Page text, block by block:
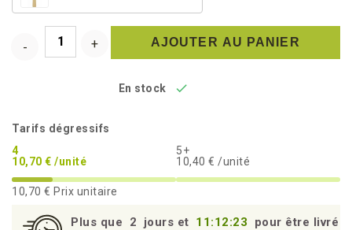
AJOUTER AU PANIER
En stock 
Tarifs dégressifs
4
10,70 € /unité
5+
10,40 € /unité
10,70 € Prix unitaire
Plus que 2 jours et 11:12:23
pour être livré